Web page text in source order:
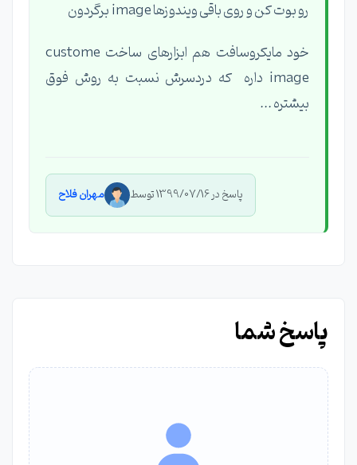
رو بوت کن و روی باقی ویندوزها image برگردون
خود مایکروسافت هم ابزارهای ساخت custome
image داره که دردسرش نسبت به روش فوق
بیشتره ...
پاسخ در 1399/07/16 توسط مهران فلاح
پاسخ شما